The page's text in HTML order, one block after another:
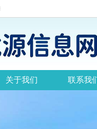
关于我们 联系我